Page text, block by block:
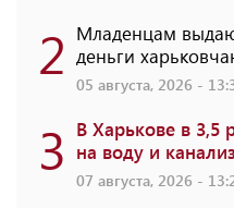
2 Младенцам
деньги
05 августа, 2026 -
3 В Харькове в 3,5
на воду и
07 августа, 2026 -